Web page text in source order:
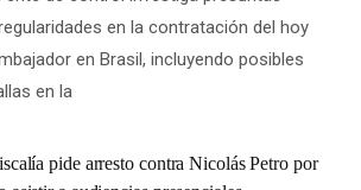
en la contratación del hoy
en Brasil, incluyendo posibles
en la
pide arresto contra Nicolás Petro por